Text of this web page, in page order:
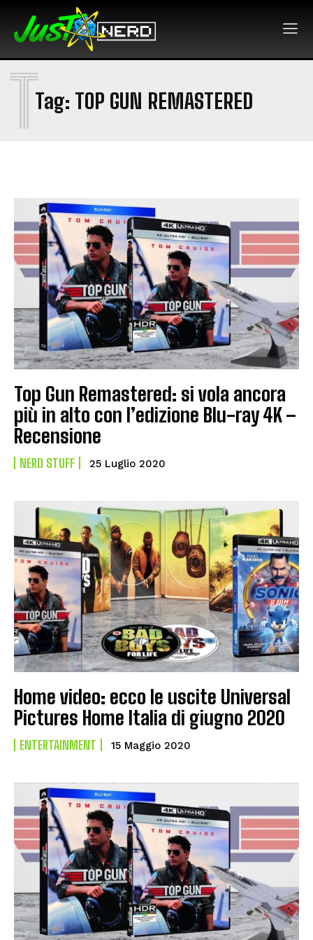
Tag: TOP GUN REMASTERED
T
Top Gun Remastered: si vola ancora
più in alto con l’edizione Blu-ray 4K –
Recensione
NERD STUFF 25 Luglio 2020
Home video: ecco le uscite Universal
Pictures Home Italia di giugno 2020
ENTERTAINMENT 15 Maggio 2020